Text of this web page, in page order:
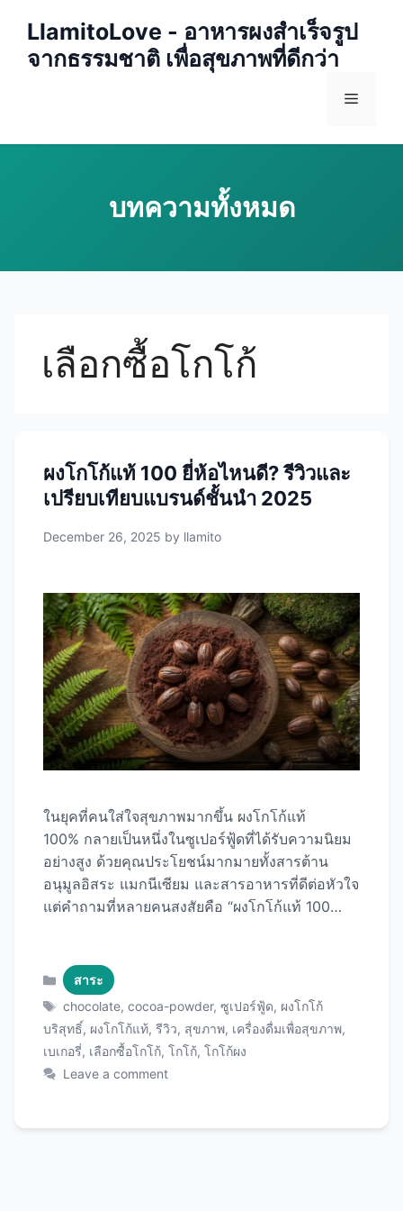
content
LlamitoLove - อาหารผงสำเร็จรูป
จากธรรมชาติ เพื่อสุขภาพที่ดีกว่า
Menu
เลือกซื้อโกโก้
ผงโกโก้แท้ 100 ยี่ห้อไหนดี? รีวิวและ
เปรียบเทียบแบรนด์ชั้นนำ 2025
December 26, 2025 by llamito
ในยุคที่คนใส่ใจสุขภาพมากขึ้น ผงโกโก้แท้
100% กลายเป็นหนึ่งในซูเปอร์ฟู้ดที่ได้รับความนิยม
อย่างสูง ด้วยคุณประโยชน์มากมายทั้งสารต้าน
อนุมูลอิสระ แมกนีเซียม และสารอาหารที่ดีต่อหัวใจ
แต่คำถามที่หลายคนสงสัยคือ “ผงโกโก้แท้ 100
100% อย่างละเอียด เปรียบเทียบยี่ห้อชั้นนำในตลาด
พร้อมแนะนำวิธีการเลือกซื้อ การใช้งาน และเคล็ด
ลับต่างๆ ที่จะทำให้คุณได้รับประโยชน์สูงสุดจากผง
โกโก้คุณภาพดี ผงโกโก้แท้ 100% คืออะไร? ผง
โกโก้แท้ 100% หรือ Pure Cocoa Powder คือผงที่
คุณค่าทางโภชนาการไว้ครบถ้วน ความแตกต่าง
Categories
สาระ
Tags
chocolate,cocoa-powder,ซูเปอร์ฟู้ด, ผงโกโก้
บริสุทธิ์, ผงโกโก้แท้, รีวิว, สุขภาพ, เครื่องดื่มเพื่อสุขภาพ,
เบเกอรี่, เลือกซื้อโกโก้, โกโก้, โกโก้ผง
Leave a comment